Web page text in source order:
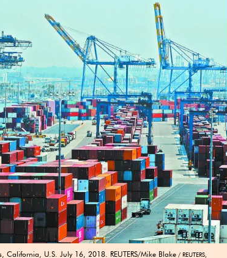
U.S. July 16, 2018. REUTERS/Mike Blake
REUTERS,